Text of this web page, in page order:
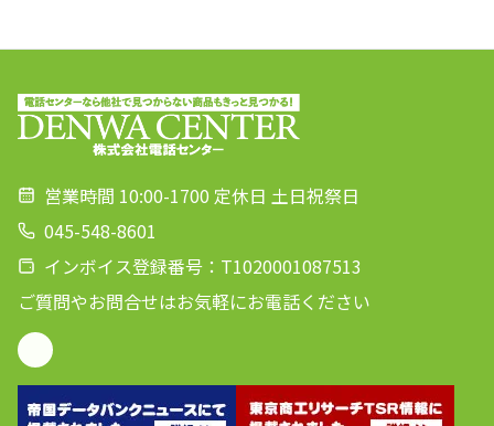
営業時間 10:00-1700 定休日 土日祝祭日
045-548-8601
インボイス登録番号：T1020001087513
ご質問やお問合せはお気軽にお電話ください